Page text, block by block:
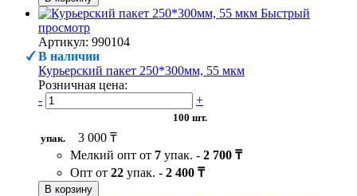
Быстрый
просмотр
Артикул: 990104
В наличии
Курьерский пакет 250*300мм, 55 мкм
Розничная цена:
-
+
100 шт.
упак.
3 000 ₸
Мелкий опт от 7 упак. - 2 700 ₸
Опт от 22 упак. - 2 400 ₸
В корзину